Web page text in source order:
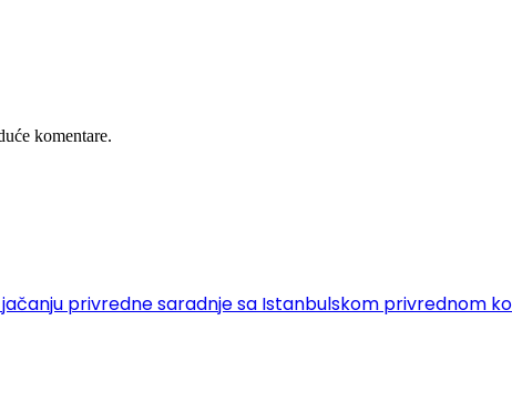
komentare.
privredne saradnje sa Istanbulskom privrednom